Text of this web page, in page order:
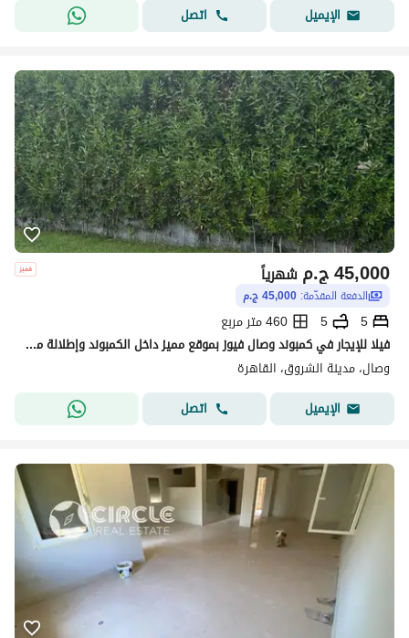
الإيميل
اتصل
ج.م45,000 شهرياً
الدفعة المقدّمة: 45,000 ج.م
5
5
460 متر مربع
فيلا للإيجار في كمبوند وصال فيوز بموقع مميز داخل الكمبوند وإطلالة مباشرة على وايد جاردن. ٤٦٠م
وصال، مدينة الشروق، القاهرة
الإيميل
اتصل